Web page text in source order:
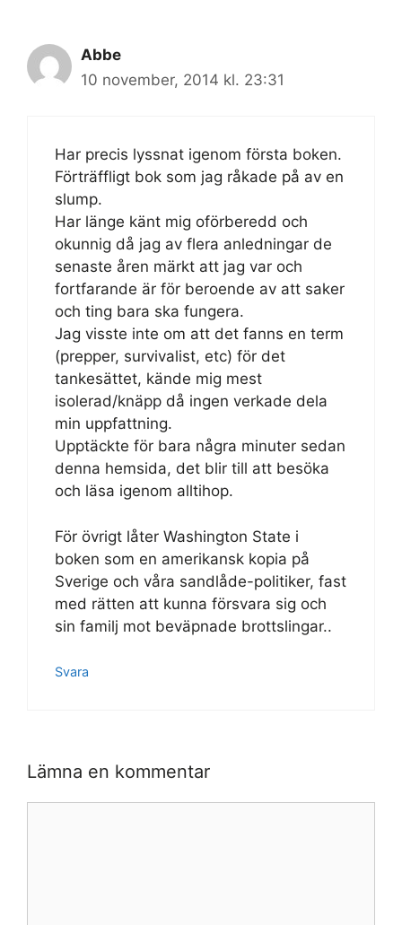
Abbe
10 november, 2014 kl. 23:31
Har precis lyssnat igenom första boken.
Förträffligt bok som jag råkade på av en
slump.
Har länge känt mig oförberedd och
okunnig då jag av flera anledningar de
senaste åren märkt att jag var och
fortfarande är för beroende av att saker
och ting bara ska fungera.
Jag visste inte om att det fanns en term
(prepper, survivalist, etc) för det
tankesättet, kände mig mest
isolerad/knäpp då ingen verkade dela
min uppfattning.
Upptäckte för bara några minuter sedan
denna hemsida, det blir till att besöka
och läsa igenom alltihop.
För övrigt låter Washington State i
boken som en amerikansk kopia på
Sverige och våra sandlåde-politiker, fast
med rätten att kunna försvara sig och
sin familj mot beväpnade brottslingar..
Svara
Lämna en kommentar